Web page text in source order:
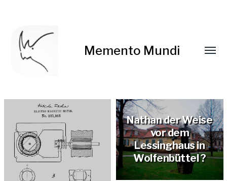
Memento Mundi
Nathan der Weise
vor dem
Lessinghaus in
Wolfenbüttel ?